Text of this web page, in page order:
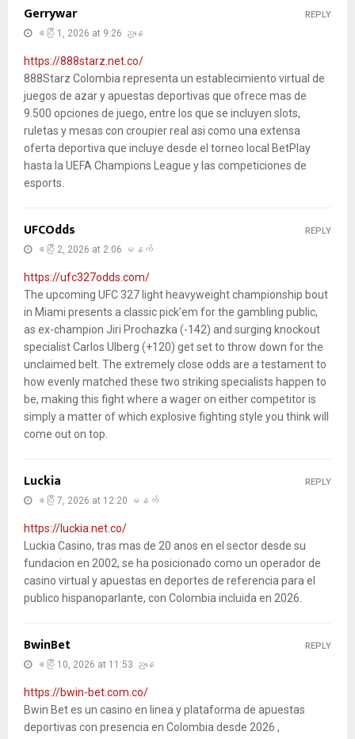
Gerrywar
ဧပြီ 1, 2026 at 9:26 ညနေ
https://888starz.net.co/
888Starz Colombia representa un establecimiento virtual de
juegos de azar y apuestas deportivas que ofrece mas de
9.500 opciones de juego, entre los que se incluyen slots,
ruletas y mesas con croupier real asi como una extensa
oferta deportiva que incluye desde el torneo local BetPlay
hasta la UEFA Champions League y las competiciones de
esports.
REPLY
UFCOdds
ဧပြီ 2, 2026 at 2:06 မနက်
https://ufc327odds.com/
The upcoming UFC 327 light heavyweight championship bout
in Miami presents a classic pick’em for the gambling public,
as ex-champion Jiri Prochazka (-142) and surging knockout
specialist Carlos Ulberg (+120) get set to throw down for the
unclaimed belt. The extremely close odds are a testament to
how evenly matched these two striking specialists happen to
be, making this fight where a wager on either competitor is
simply a matter of which explosive fighting style you think will
come out on top.
REPLY
Luckia
ဧပြီ 7, 2026 at 12:20 မနက်
https://luckia.net.co/
Luckia Casino, tras mas de 20 anos en el sector desde su
fundacion en 2002, se ha posicionado como un operador de
casino virtual y apuestas en deportes de referencia para el
publico hispanoparlante, con Colombia incluida en 2026.
REPLY
BwinBet
ဧပြီ 10, 2026 at 11:53 ညနေ
https://bwin-bet.com.co/
Bwin Bet es un casino en linea y plataforma de apuestas
deportivas con presencia en Colombia desde 2026 ,
REPLY